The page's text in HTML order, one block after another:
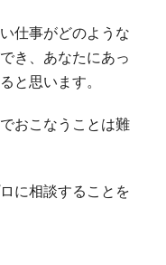
仕事がどのような
き、あなたにあっ
と思います。
おこなうことは難
に相談することを